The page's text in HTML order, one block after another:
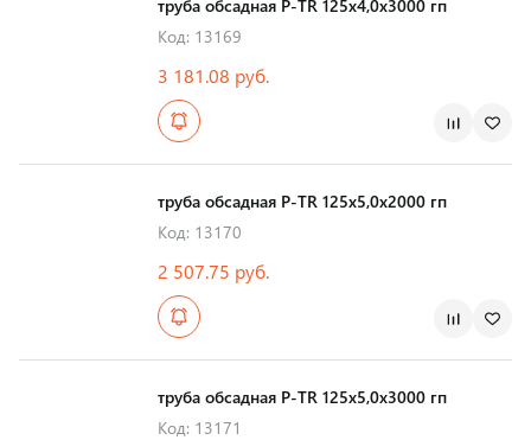
труба обсадная Р-TR 125х4,0х3000 гп
Код: 13169
3 181.08 руб.
труба обсадная Р-TR 125х5,0х2000 гп
Код: 13170
2 507.75 руб.
труба обсадная Р-TR 125х5,0х3000 гп
Код: 13171